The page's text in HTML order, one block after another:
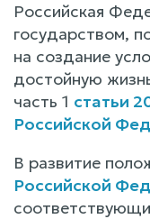
Российская
государством,
на создание
достойную
часть 1 статьи
Российской
В развитие
Российской